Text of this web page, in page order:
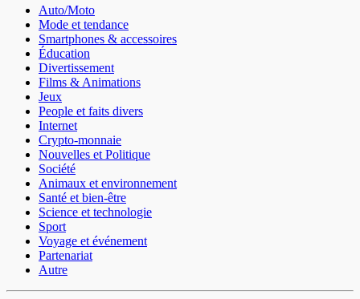
Auto/Moto
Mode et tendance
Smartphones & accessoires
Éducation
Divertissement
Films & Animations
Jeux
People et faits divers
Internet
Crypto-monnaie
Nouvelles et Politique
Société
Animaux et environnement
Santé et bien-être
Science et technologie
Sport
Voyage et événement
Partenariat
Autre